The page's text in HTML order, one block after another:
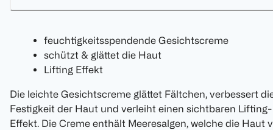
feuchtigkeitsspendende Gesichtscreme
schützt & glättet die Haut
Lifting Effekt
Die leichte Gesichtscreme glättet Fältchen, verbessert
Festigkeit der Haut und verleiht einen sichtbaren Lifting-
Effekt. Die Creme enthält Meeresalgen, welche die Haut